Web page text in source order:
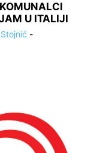
U ITALIJI
-